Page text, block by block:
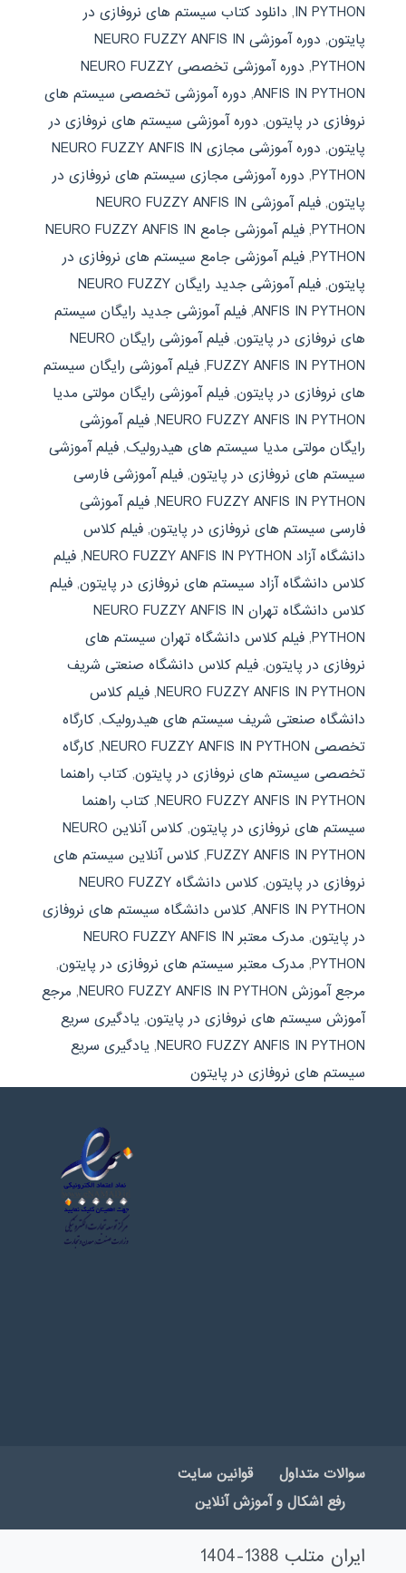
IN PYTHON
, دانلود کتاب سیستم های نروفازی در
پایتون,
دوره آموزشی NEURO FUZZY ANFIS IN
PYTHON
,
دوره آموزشی تخصصی NEURO FUZZY
ANFIS IN PYTHON
, دوره آموزشی تخصصی سیستم های
نروفازی در پایتون, دوره آموزشی سیستم های نروفازی در
پایتون,
دوره آموزشی مجازی NEURO FUZZY ANFIS IN
PYTHON
, دوره آموزشی مجازی سیستم های نروفازی در
پایتون,
فیلم آموزشی NEURO FUZZY ANFIS IN
PYTHON
,
فیلم آموزشی جامع NEURO FUZZY ANFIS IN
PYTHON
, فیلم آموزشی جامع سیستم های نروفازی در
پایتون,
فیلم آموزشی جدید رایگان NEURO FUZZY
ANFIS IN PYTHON
, فیلم آموزشی جدید رایگان سیستم
های نروفازی در پایتون,
فیلم آموزشی رایگان NEURO
FUZZY ANFIS IN PYTHON
, فیلم آموزشی رایگان سیستم
های نروفازی در پایتون, فیلم آموزشی رایگان مولتی مدیا
NEURO FUZZY ANFIS IN PYTHON
, فیلم آموزشی
رایگان مولتی مدیا سیستم های هیدرولیک, فیلم آموزشی
سیستم های نروفازی در پایتون, فیلم آموزشی فارسی
NEURO FUZZY ANFIS IN PYTHON
, فیلم آموزشی
فارسی سیستم های نروفازی در پایتون, فیلم کلاس
دانشگاه آزاد NEURO FUZZY ANFIS IN PYTHON
, فیلم
کلاس دانشگاه آزاد سیستم های نروفازی در پایتون, فیلم
کلاس دانشگاه تهران NEURO FUZZY ANFIS IN
PYTHON
, فیلم کلاس دانشگاه تهران سیستم های
نروفازی در پایتون, فیلم کلاس دانشگاه صنعتی شریف
NEURO FUZZY ANFIS IN PYTHON
, فیلم کلاس
دانشگاه صنعتی شریف سیستم های هیدرولیک, کارگاه
تخصصی NEURO FUZZY ANFIS IN PYTHON
, کارگاه
تخصصی سیستم های نروفازی در پایتون, کتاب راهنما
NEURO FUZZY ANFIS IN PYTHON
, کتاب راهنما
سیستم های نروفازی در پایتون,
کلاس آنلاین NEURO
FUZZY ANFIS IN PYTHON
, کلاس آنلاین سیستم های
نروفازی در پایتون,
کلاس دانشگاه NEURO FUZZY
ANFIS IN PYTHON
, کلاس دانشگاه سیستم های نروفازی
در پایتون,
مدرک معتبر NEURO FUZZY ANFIS IN
PYTHON
, مدرک معتبر سیستم های نروفازی در پایتون,
مرجع آموزش NEURO FUZZY ANFIS IN PYTHON
, مرجع
آموزش سیستم های نروفازی در پایتون, یادگیری سریع
NEURO FUZZY ANFIS IN PYTHON
, یادگیری سریع
سیستم های نروفازی در پایتون
سوالات متداول
قوانین سایت
رفع اشکال و آموزش آنلاین
ایران متلب 1388-1404